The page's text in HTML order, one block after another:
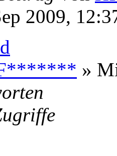
2009,
»